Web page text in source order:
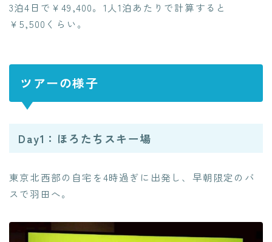
3泊4日で￥49,400。1人1泊あたりで計算すると
￥5,500くらい。
ツアーの様子
Day1：ほろたちスキー場
東京北西部の自宅を4時過ぎに出発し、早朝限定のバ
スで羽田へ。